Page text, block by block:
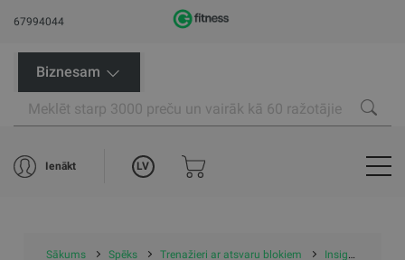
67994044
Biznesam
Ienākt LV
Sākums Spēks Trenažieri ar atsvaru blokiem Insignia Abdominal, S-Trim, Double Stitching, Full Shroud - Black Opaque